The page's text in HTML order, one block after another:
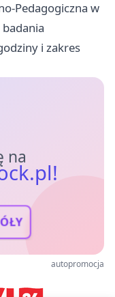
Pedagogiczna w
i zakres
na
autopromocja